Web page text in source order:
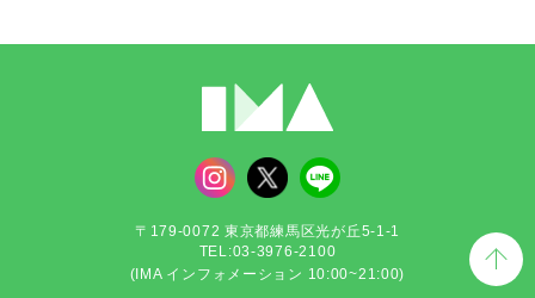
〒179-0072 東京都練馬区光が丘5-1-1
TEL:03-3976-2100
(IMA インフォメーション 10:00~21:00)